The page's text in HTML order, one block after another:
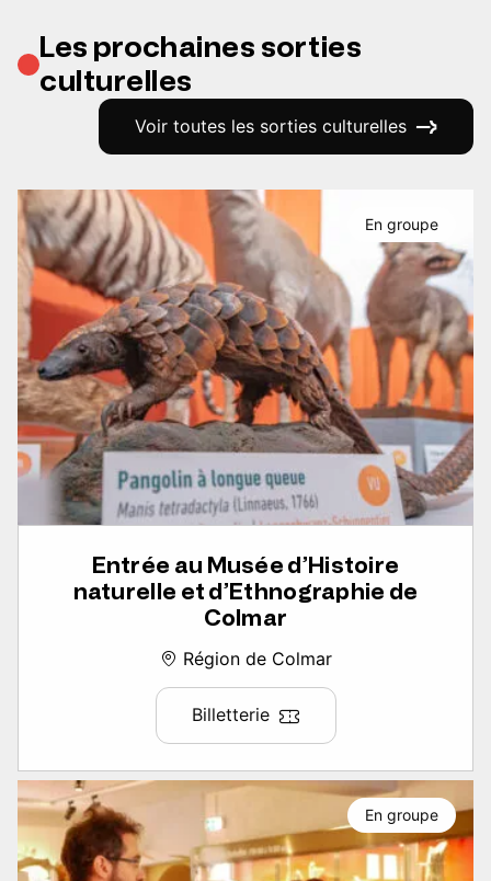
Les prochaines sorties
culturelles
Voir toutes les sorties culturelles
Entrée au Musée d’Histoire
naturelle et d’Ethnographie de
Colmar
Région de Colmar
Billetterie
En groupe
En groupe